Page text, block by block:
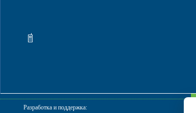
Разработка и поддержка: